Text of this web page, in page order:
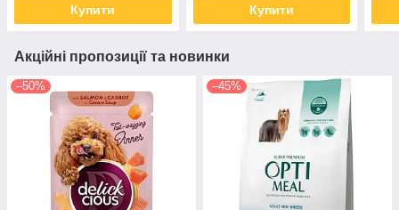
Купити Купити
Акційні пропозиції та новинки
–50% –45%